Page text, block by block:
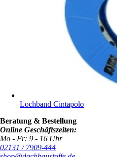
Lochband Cintapolo
Beratung & Bestellung
Online Geschäftszeiten:
Mo - Fr: 9 - 16 Uhr
02131 / 7909-444